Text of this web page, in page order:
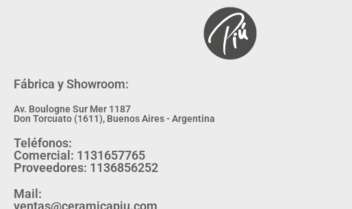
Fábrica y Showroom:
Av. Boulogne Sur Mer 1187
Don Torcuato (1611), Buenos Aires - Argentina
Teléfonos:
Comercial: 1131657765
Proveedores: 1136856252
Mail:
ventas@ceramicapiu.com